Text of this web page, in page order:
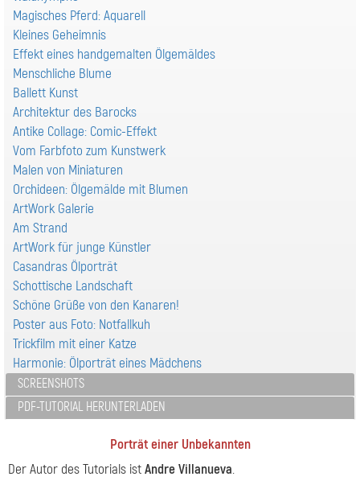
Magisches Pferd: Aquarell
Kleines Geheimnis
Effekt eines handgemalten Ölgemäldes
Menschliche Blume
Ballett Kunst
Architektur des Barocks
Antike Collage: Comic-Effekt
Vom Farbfoto zum Kunstwerk
Malen von Miniaturen
Orchideen: Ölgemälde mit Blumen
ArtWork Galerie
Am Strand
ArtWork für junge Künstler
Casandras Ölporträt
Schottische Landschaft
Schöne Grüße von den Kanaren!
Poster aus Foto: Notfallkuh
Trickfilm mit einer Katze
Harmonie: Ölporträt eines Mädchens
SCREENSHOTS
PDF-TUTORIAL HERUNTERLADEN
Porträt einer Unbekannten
Der Autor des Tutorials istAndre Villanueva.